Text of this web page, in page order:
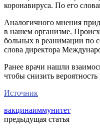
коронавируса. По его
Аналогичного мнения
в нашем организме.
больных в реанимации по
слова директора
Ранее врачи нашли
чтобы снизить
Источник
вакцинаиммунитет
предыдущая статья